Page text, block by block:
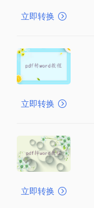
立即转换
立即转换
立即转换